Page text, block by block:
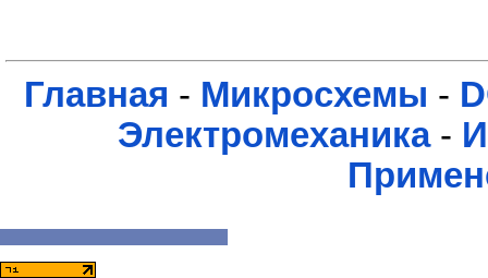
Главная - Микросхемы -
Электромеханика-